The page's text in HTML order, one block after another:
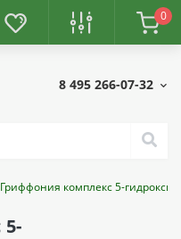
0
8 495 266-07-32
Гриффония комплекс 5-